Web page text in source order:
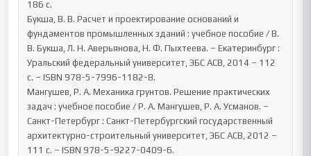
186 с.
Букша, В. В. Расчет и проектирование оснований и
фундаментов промышленных зданий : учебное пособие / В.
В. Букша, Л. Н. Аверьянова, Н. Ф. Пыхтеева. – Екатеринбург :
Уральский федеральный университет, ЭБС АСВ, 2014 – 112
c. – ISBN 978-5-7996-1182-8.
Мангушев, Р. А. Механика грунтов. Решение практических
задач : учебное пособие / Р. А. Мангушев, Р. А. Усманов. –
Санкт-Петербург : Санкт-Петербургский государственный
архитектурно-строительный университет, ЭБС АСВ, 2012 –
111 c. – ISBN 978-5-9227-0409-6.